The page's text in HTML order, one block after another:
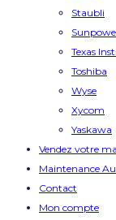
Staubli
Texas
Toshiba
Wyse
Xycom
Yaskawa
Vendez votre
Maintenance
Contact
Mon compte